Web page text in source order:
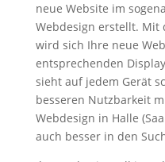
neue Website im
Webdesign erstellt. Mit
wird sich Ihre neue
entsprechenden
sieht auf jedem Gerät
besseren Nutzbarkeit
Webdesign in Halle
auch besser in den